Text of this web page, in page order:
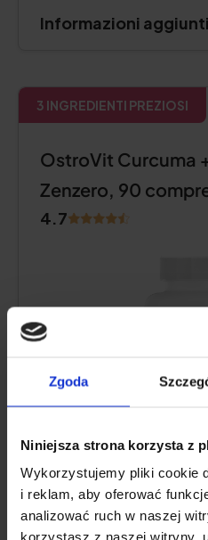
Zgoda
Niniejsza strona korzysta z
Wykorzystujemy pliki cookie
i reklam, aby oferować
analizować ruch w naszej
korzystasz z naszej witryny,
Informazioni
3 INGREDIENTI PREZIOSI
OstroVit Curcuma
Zenzero, 90
4.7
Contenuto di
mg dicurcuminoidi
Altri principi attivi: